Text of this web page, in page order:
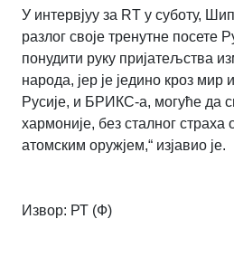
У интервјуу за RT у суботу,
разлог своје тренутне посете
понудити руку пријатељства
народа, јер је једино кроз мир
Русије, и БРИКС-а, могуће да
хармоније, без сталног
атомским оружјем,“ изјавио је.
Извор: РТ (Ф)